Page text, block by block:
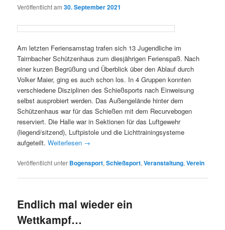
Veröffentlicht am30. September 2021
Am letzten Feriensamstag trafen sich 13 Jugendliche im
Tairnbacher Schützenhaus zum diesjährigen Ferienspaß. Nach
einer kurzen Begrüßung und Überblick über den Ablauf durch
Volker Maier, ging es auch schon los. In 4 Gruppen konnten
verschiedene Disziplinen des Schießsports nach Einweisung
selbst ausprobiert werden. Das Außengelände hinter dem
Schützenhaus war für das Schießen mit dem Recurvebogen
reserviert. Die Halle war in Sektionen für das Luftgewehr
(liegend/sitzend), Luftpistole und die Lichttrainingsysteme
aufgeteilt.Weiterlesen →
Veröffentlicht unter Bogensport,Schießsport,Veranstaltung,Verein
Endlich mal wieder ein
Wettkampf…